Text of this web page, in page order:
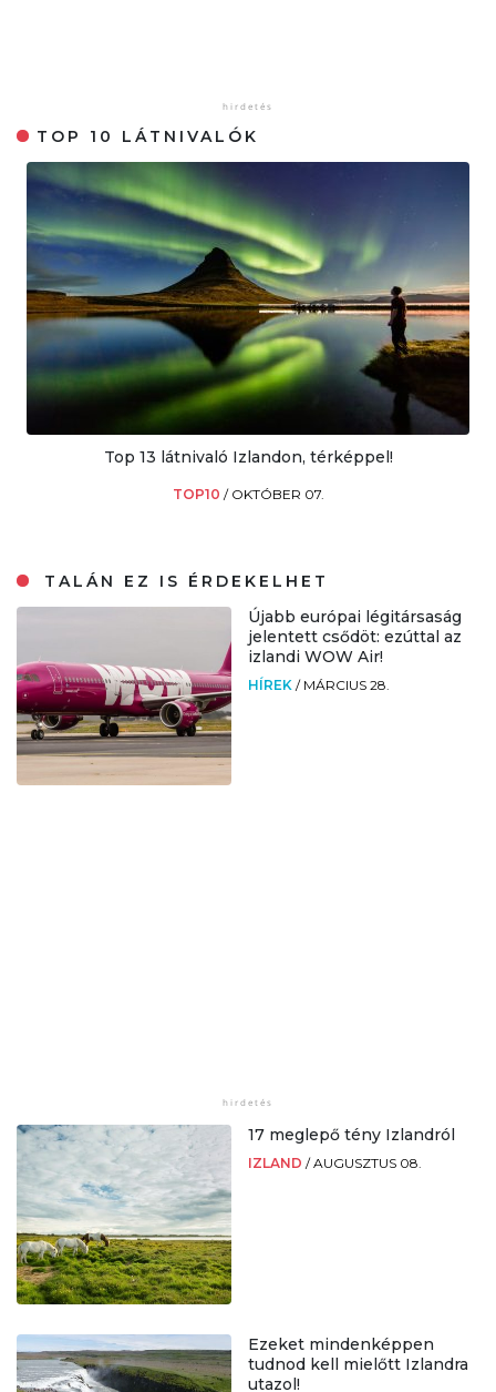
TOP 10 LÁTNIVALÓK
Top 13 látnivaló Izlandon, térképpel!
TOP10 / OKTÓBER 07.
TALÁN EZ IS ÉRDEKELHET
Újabb európai légitársaság
jelentett csődöt: ezúttal az
izlandi WOW Air!
HÍREK / MÁRCIUS 28.
17 meglepő tény Izlandról
IZLAND /AUGUSZTUS 08.
Ezeket mindenképpen
tudnod kell mielőtt Izlandra
utazol!